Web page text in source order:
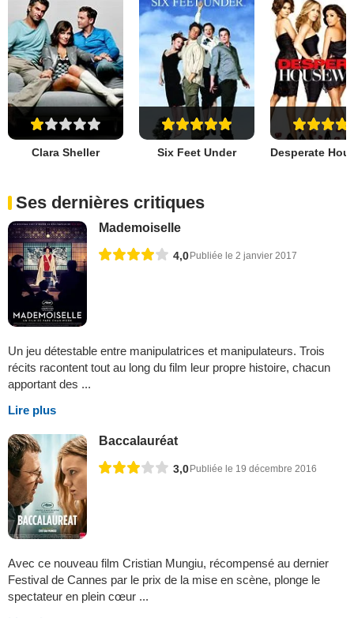
Clara Sheller Six Feet Under
Ses dernières critiques
Mademoiselle
4,0 Publiée le 2 janvier 2017
Un jeu détestable entre manipulatrices et manipulateurs. Trois
récits racontent tout au long du film leur propre histoire, chacun
apportant des ...
Lire plus
Baccalauréat
3,0Publiée le 19 décembre 2016
Avec ce nouveau film Cristian Mungiu, récompensé au dernier
Festival de Cannes par le prix de la mise en scène, plonge le
spectateur en plein cœur ...